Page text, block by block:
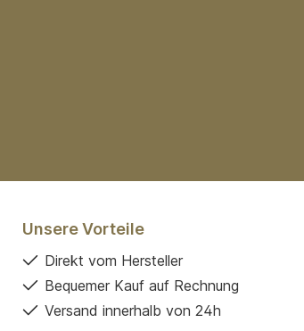
Unsere Vorteile
Direkt vom Hersteller
Bequemer Kauf auf Rechnung
Versand innerhalb von 24h